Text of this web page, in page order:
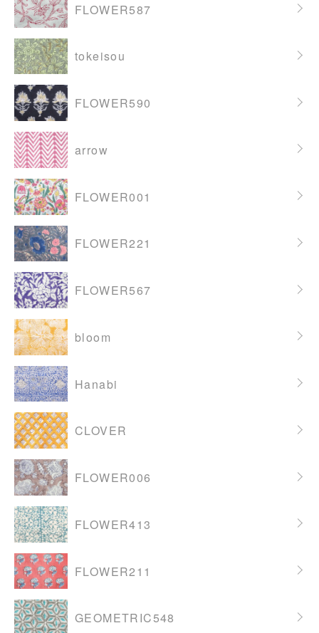
FLOWER587
tokeisou
FLOWER590
arrow
FLOWER001
FLOWER221
FLOWER567
bloom
Hanabi
CLOVER
FLOWER006
FLOWER413
FLOWER211
GEOMETRIC548